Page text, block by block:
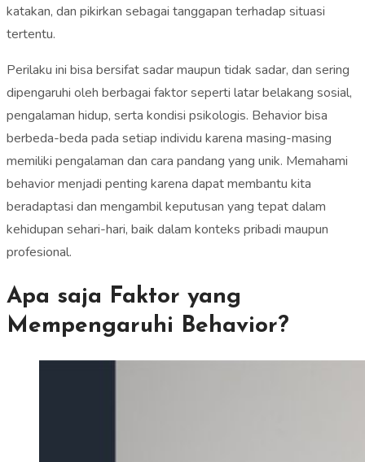
katakan, dan pikirkan sebagai tanggapan terhadap situasi
tertentu.
Perilaku ini bisa bersifat sadar maupun tidak sadar, dan sering
dipengaruhi oleh berbagai faktor seperti latar belakang sosial,
pengalaman hidup, serta kondisi psikologis. Behavior bisa
berbeda-beda pada setiap individu karena masing-masing
memiliki pengalaman dan cara pandang yang unik. Memahami
behavior menjadi penting karena dapat membantu kita
beradaptasi dan mengambil keputusan yang tepat dalam
kehidupan sehari-hari, baik dalam konteks pribadi maupun
profesional.
Apa saja Faktor yang
Mempengaruhi Behavior?